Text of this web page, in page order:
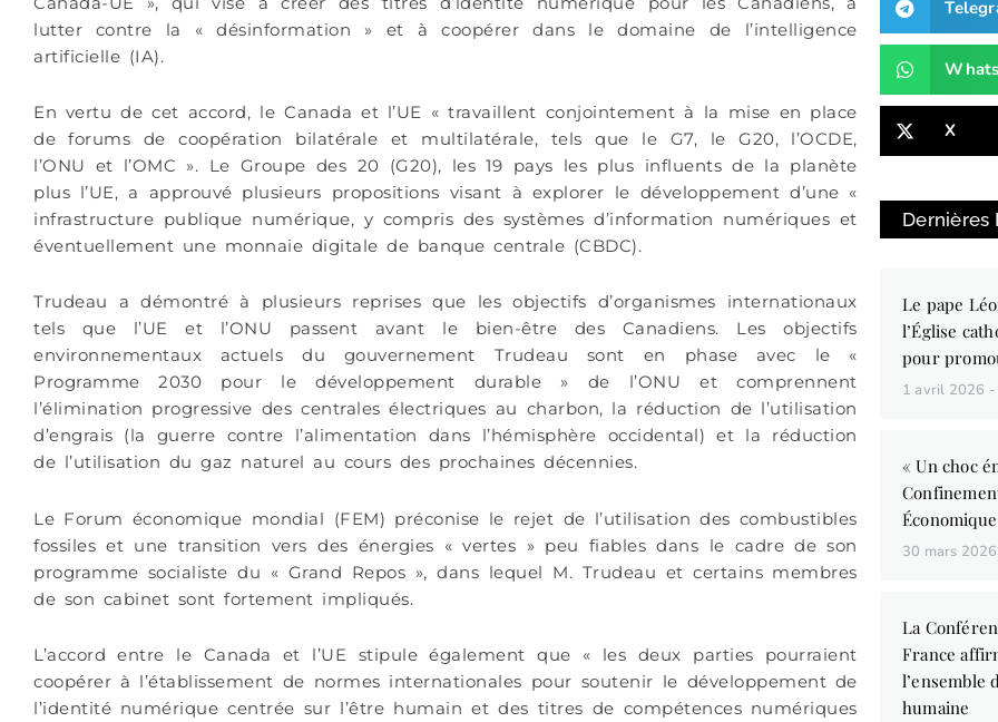
lutter contre la « désinformation » et à coopérer dans le domaine de l’intelligence
artificielle (IA).
En vertu de cet accord, le Canada et l’UE « travaillent conjointement à la mise en place
de forums de coopération bilatérale et multilatérale, tels que le G7, le G20, l’OCDE,
l’ONU et l’OMC ». Le Groupe des 20 (G20), les 19 pays les plus influents de la planète
plus l’UE, a approuvé plusieurs propositions visant à explorer le développement d’une «
infrastructure publique numérique, y compris des systèmes d’information numériques et
éventuellement une monnaie digitale de banque centrale (CBDC).
Trudeau a démontré à plusieurs reprises que les objectifs d’organismes internationaux
tels que l’UE et l’ONU passent avant le bien-être des Canadiens. Les objectifs
environnementaux actuels du gouvernement Trudeau sont en phase avec le «
Programme 2030 pour le développement durable » de l’ONU et comprennent
l’élimination progressive des centrales électriques au charbon, la réduction de l’utilisation
d’engrais (la guerre contre l’alimentation dans l’hémisphère occidental) et la réduction
de l’utilisation du gaz naturel au cours des prochaines décennies.
Le Forum économique mondial (FEM) préconise le rejet de l’utilisation des combustibles
fossiles et une transition vers des énergies « vertes » peu fiables dans le cadre de son
programme socialiste du « Grand Repos », dans lequel M. Trudeau et certains membres
de son cabinet sont fortement impliqués.
L’accord entre le Canada et l’UE stipule également que « les deux parties pourraient
coopérer à l’établissement de normes internationales pour soutenir le développement de
l’identité numérique centrée sur l’être humain et des titres de compétences numériques
X
Dernières
Le pape
l’Église
pour
1 avril 2026
« Un choc
Économique
30 mars 2026
La
France
l’ensemble
humaine